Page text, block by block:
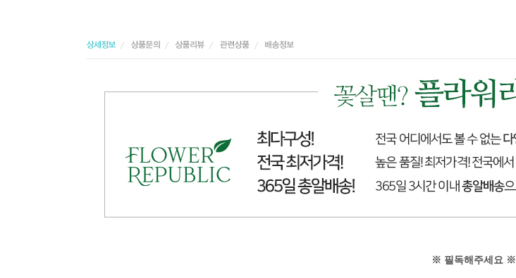
※ 필독해주세요 ※